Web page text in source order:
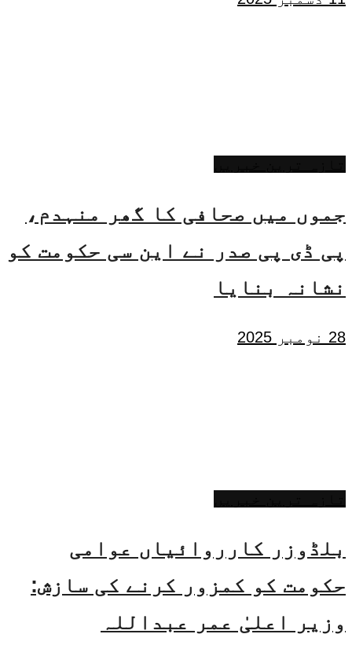
جموں میں صحافی کا گھر منہدم،
پی ڈی پی صدر نے این سی حکومت کو
نشانہ بنایا
28 نومبر 2025
بلڈوزر کارروائیاں عوامی
حکومت کو کمزور کرنے کی سازش:
وزیر اعلیٰ عمر عبداللہ